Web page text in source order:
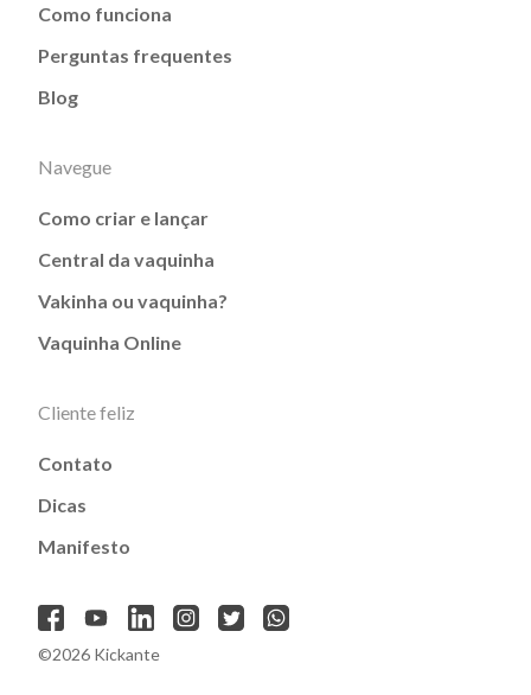
Como funciona
Perguntas frequentes
Blog
Navegue
Como criar e lançar
Central da vaquinha
Vakinha ou vaquinha?
Vaquinha Online
Cliente feliz
Contato
Dicas
Manifesto
©2026 Kickante